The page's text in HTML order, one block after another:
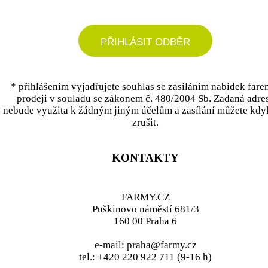
PŘIHLÁSIT ODBĚR
* přihlášením vyjadřujete souhlas se zasíláním nabídek
prodeji v souladu se zákonem č. 480/2004 Sb. Zadaná
nebude využita k žádným jiným účelům a zasílání můžete
zrušit.
KONTAKTY
FARMY.CZ
Puškinovo náměstí 681/3
160 00 Praha 6
e-mail: praha@farmy.cz
tel.: +420 220 922 711 (9-16 h)